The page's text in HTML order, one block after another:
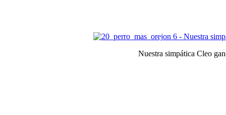
Nuestra simpática Cleo